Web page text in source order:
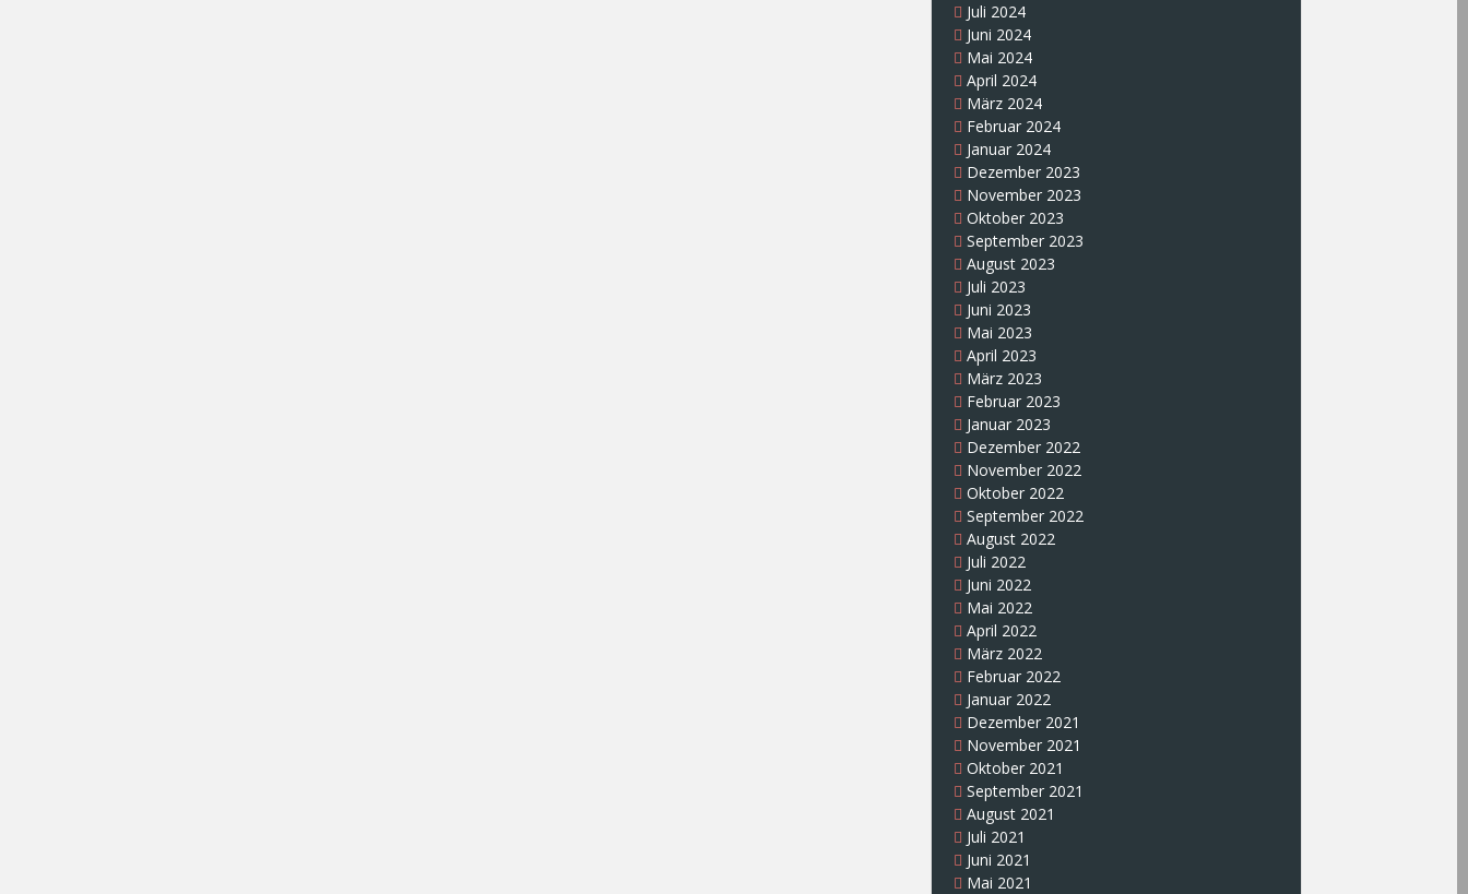
Juli 2024
Juni 2024
Mai 2024
April 2024
März 2024
Februar 2024
Januar 2024
Dezember 2023
November 2023
Oktober 2023
September 2023
August 2023
Juli 2023
Juni 2023
Mai 2023
April 2023
März 2023
Februar 2023
Januar 2023
Dezember 2022
November 2022
Oktober 2022
September 2022
August 2022
Juli 2022
Juni 2022
Mai 2022
April 2022
März 2022
Februar 2022
Januar 2022
Dezember 2021
November 2021
Oktober 2021
September 2021
August 2021
Juli 2021
Juni 2021
Mai 2021